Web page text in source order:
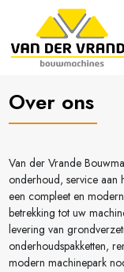
Over ons
Van der Vrande
onderhoud, service aan
een compleet en
betrekking tot uw
levering van
onderhoudspakketten,
modern machinepark